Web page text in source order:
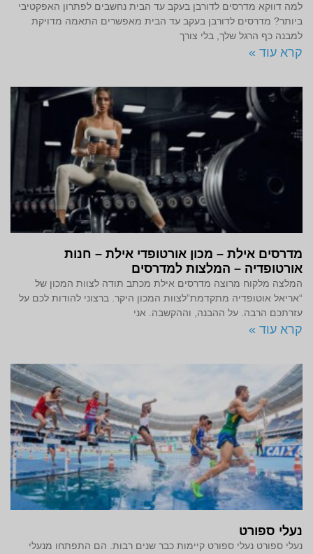
למה דווקא מדרסים לדורבן בעקב עד הבית נחשבים לפתרון האפקטיבי
ביותר? מדרסים לדורבן בעקב עד הבית מאפשרים התאמה מדויקת
למבנה כף הרגל שלך, בלי צורך
קרא עוד »
מדרסים אילת – מכון אורטופדי אילת – חנות
אורטופדיה – המלצות למדרסים
המלצה מלקוח מרוצה מדרסים אילת מכתב תודה לצוות המכון של
“אריאל אוטופדיה מתקדמת”לצוות המכון היקר. ברצוני להודות לכם על
עזרתכם הרבה. על ההבנה, וההקשבה. אני
קרא עוד »
נעלי ספורט
נעלי ספורט נעלי ספורט קיימות כבר שנים רבות. הם התפתחו מנעלי